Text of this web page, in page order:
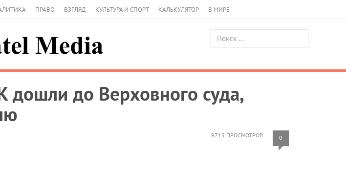
ПРАВО ВЗГЛЯД КУЛЬТУРА И СПОРТ КАЛЬКУЛЯТОР В МИРЕ
дошли до Верховного суда,
9715 ПРОСМОТРОВ 0